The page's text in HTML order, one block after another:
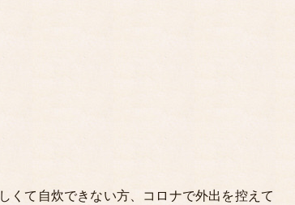
くて自炊できない方、コロナで外出を控えて